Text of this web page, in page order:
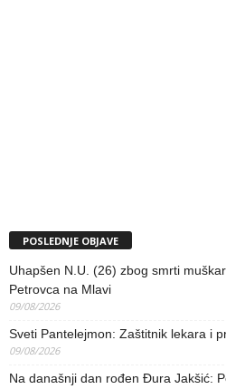
POSLEDNJE OBJAVE
Uhapšen N.U. (26) zbog smrti
Petrovca na Mlavi
09/08/2026
Sveti Pantelejmon: Zaštitnik lekara i
09/08/2026
Na današnji dan rođen Đura Jakšić: